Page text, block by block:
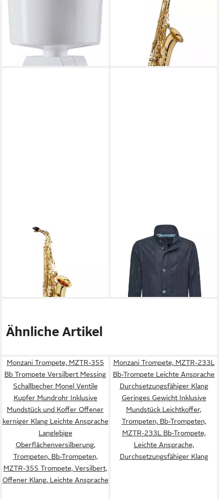
145,00 €
lieferbar - in 3-4 Werktagen bei dir
Saxophone, JTS-500Q
Tenorsaxophon - Tenor
lieferbar - in 4-5 Werktagen bei dir
Saxophon, Saxophone, Alt
Saxophone, JAS510Q
Altsaxophon - Alt Saxophon
lieferbar - in 4-5 Werktagen bei dir
Blouson Jupiter Microblouson
Supremo marine Übergröße
58,98 €
lieferbar - in 3-4 Werktagen bei dir
Ähnliche Artikel
Monzani Trompete, MZTR-355
Bb Trompete Versilbert Messing
Schallbecher Monel Ventile
Kupfer Mundrohr Inklusive
Mundstück und Koffer Offener
kerniger Klang Leichte Ansprache
Langlebige
Oberflächenversilberung,
Trompeten, Bb-Trompeten,
MZTR-355 Trompete, Versilbert,
Offener Klang, Leichte Ansprache
Monzani Trompete, MZTR-233L
Bb-Trompete Leichte Ansprache
Durchsetzungsfähiger Klang
Geringes Gewicht Inklusive
Mundstück Leichtkoffer,
Trompeten, Bb-Trompeten,
MZTR-233L Bb-Trompete,
Leichte Ansprache,
Durchsetzungsfähiger Klang